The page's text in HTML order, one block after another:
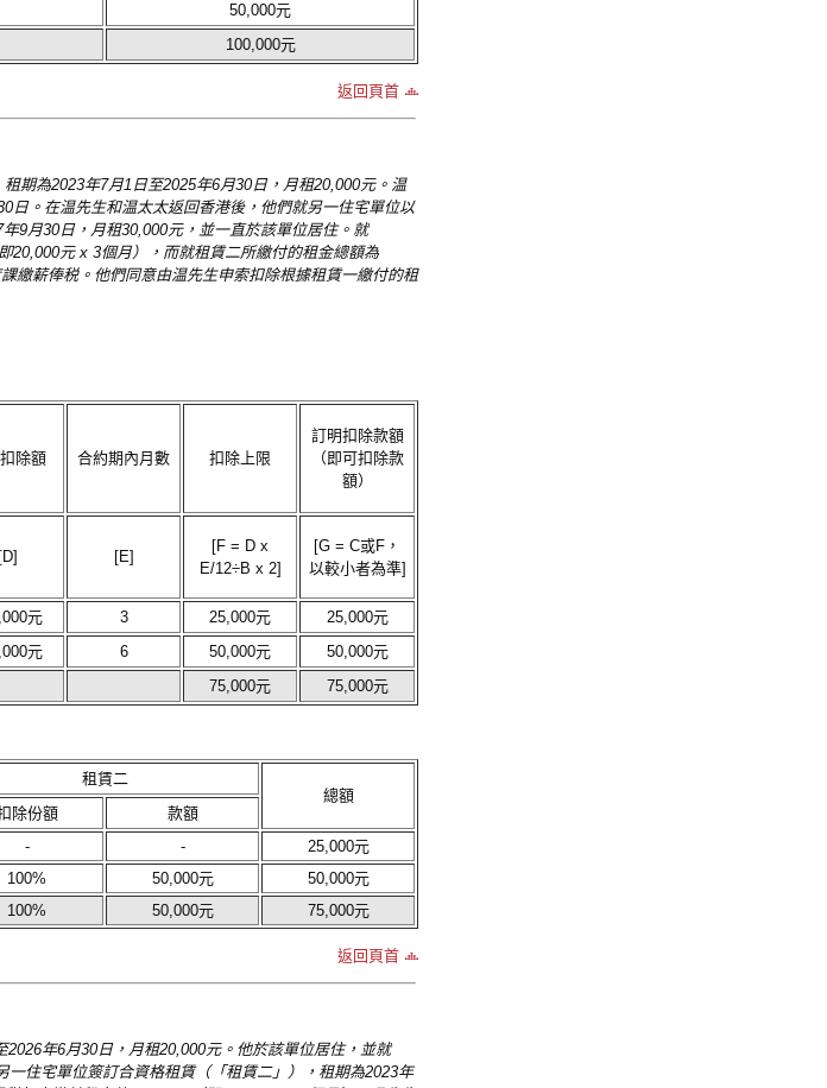
50,000元
100,000元
返回頁首
期為2023年7月1日至2025年6月30日，月租20,000元。温
日。在温先生和温太太返回香港後，他們就另一住宅單位以
9月30日，月租30,000元，並一直於該單位居住。就
20,000元 x 3個月），而就租賃二所繳付的租金總額為
繳薪俸税。他們同意由温先生申索扣除根據租賃一繳付的租
除額 合約期內月數 扣除上限
訂明扣除款額
（即可扣除款
額）
[D] [E]
[F = D x
E/12÷B x 2]
[G = C或F，
以較小者為準]
元 3 25,000元
25,000元
元 6 50,000元
50,000元
75,000元 75,000元
租賃二
總額
除份額
款額
- -
25,000元
100% 50,000元
50,000元
100% 50,000元 75,000元
返回頁首
年6月30日，月租20,000元。他於該單位居住，並就
住宅單位簽訂合資格租賃（「租賃二」），租期為2023年